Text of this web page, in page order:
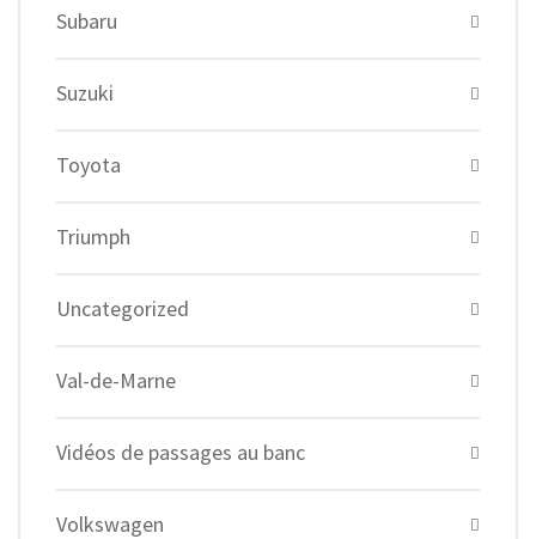
Subaru
Suzuki
Toyota
Triumph
Uncategorized
Val-de-Marne
Vidéos de passages au banc
Volkswagen